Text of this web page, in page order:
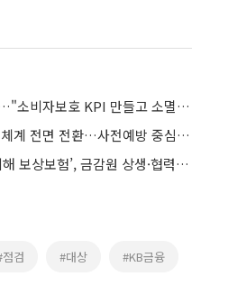
이찬진, 은행장에 쓴소리…"소비자보호 KPI 만들고 소멸시효 연장 재점검"
‘금융소비자 최우선’ 감독체계 전면 전환…사전예방 중심 재편
KB손보 ‘전통시장 날씨피해 보상보험’, 금감원 상생·협력 우수사례 선정
검 #대상 #KB금융